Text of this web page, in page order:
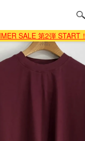
SALE 第2弾 START！